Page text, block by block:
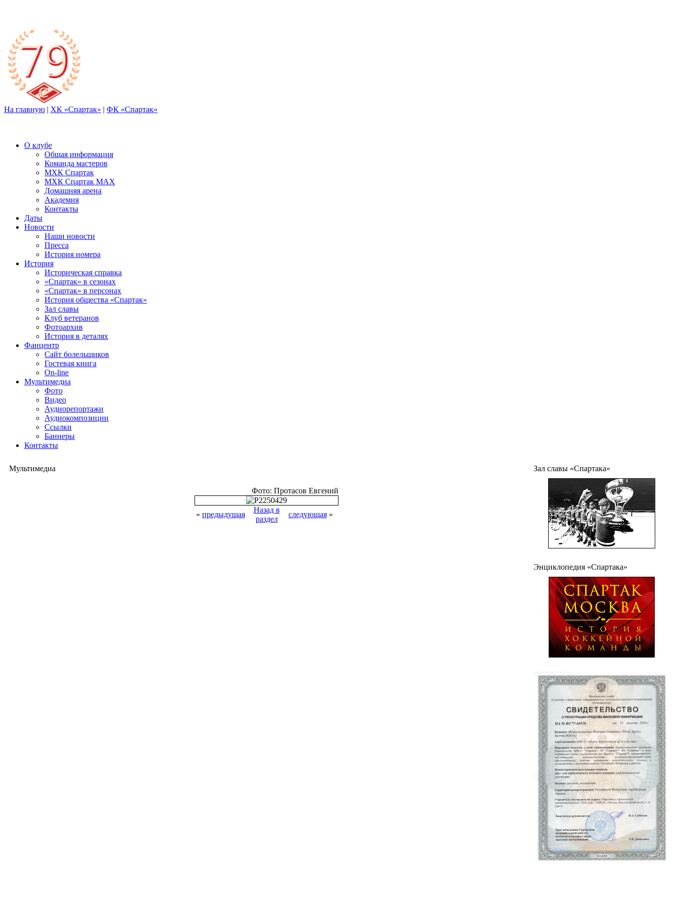
На главную | ХК «Спартак» | ФК «Спартак»
О клубе
Общая информация
Команда мастеров
МХК Спартак
МХК Спартак МАХ
Домашняя арена
Академия
Контакты
Даты
Новости
Наши новости
Пресса
История номера
История
Историческая справка
«Спартак» в сезонах
«Спартак» в персонах
История общества «Спартак»
Зал славы
Клуб ветеранов
Фотоархив
История в деталях
Фанцентр
Сайт болельщиков
Гостевая книга
On-line
Мультимедиа
Фото
Видео
Аудиорепортажи
Аудиокомпозиции
Ссылки
Баннеры
Контакты
Мультимедиа
Фото: Протасов Евгений
« предыдущая
Назад в
раздел
следующая»
Зал славы «Спартака»
Энциклопедия «Спартака»